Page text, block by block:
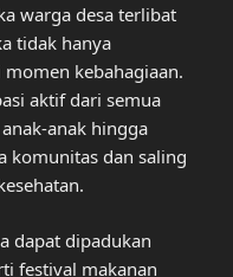
warga desa terlibat
tidak hanya
kebahagiaan.
aktif dari semua
anak hingga
komunitas dan saling
dapat dipadukan
festival makanan